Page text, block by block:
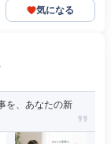
気になる
を、あなたの新